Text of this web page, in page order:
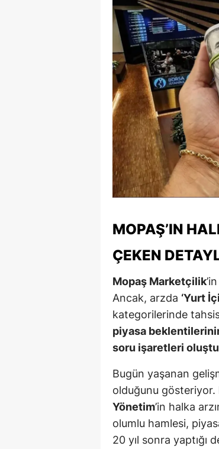
MOPAŞ’IN
ÇEKEN
Mopaş Marketçilik
Ancak, arzda ‘Yurt
kategorilerinde
piyasa
soru işaretleri
Bugün yaşanan
olduğunu gösteriyor.
Yönetim’in halka
olumlu hamlesi,
20 yıl sonra yaptığı